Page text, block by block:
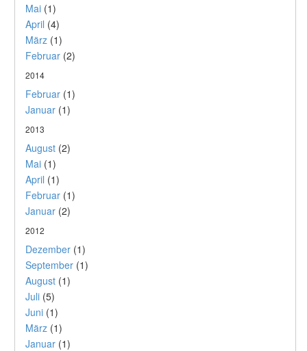
Mai (1)
April (4)
März (1)
Februar (2)
2014
Februar (1)
Januar (1)
2013
August (2)
Mai (1)
April (1)
Februar (1)
Januar (2)
2012
Dezember (1)
September (1)
August (1)
Juli (5)
Juni (1)
März (1)
Januar (1)